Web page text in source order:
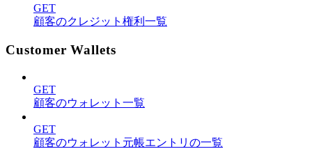
GET
顧客のクレジット権利一覧
Customer Wallets
GET
顧客のウォレット一覧
GET
顧客のウォレット元帳エントリの一覧